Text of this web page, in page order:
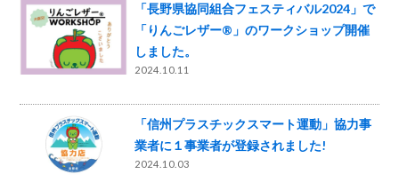
「長野県協同組合フェスティバル2024」で
「りんごレザー®」のワークショップ開催
しました。
2024.10.11
「信州プラスチックスマート運動」協力事
業者に１事業者が登録されました!
2024.10.03